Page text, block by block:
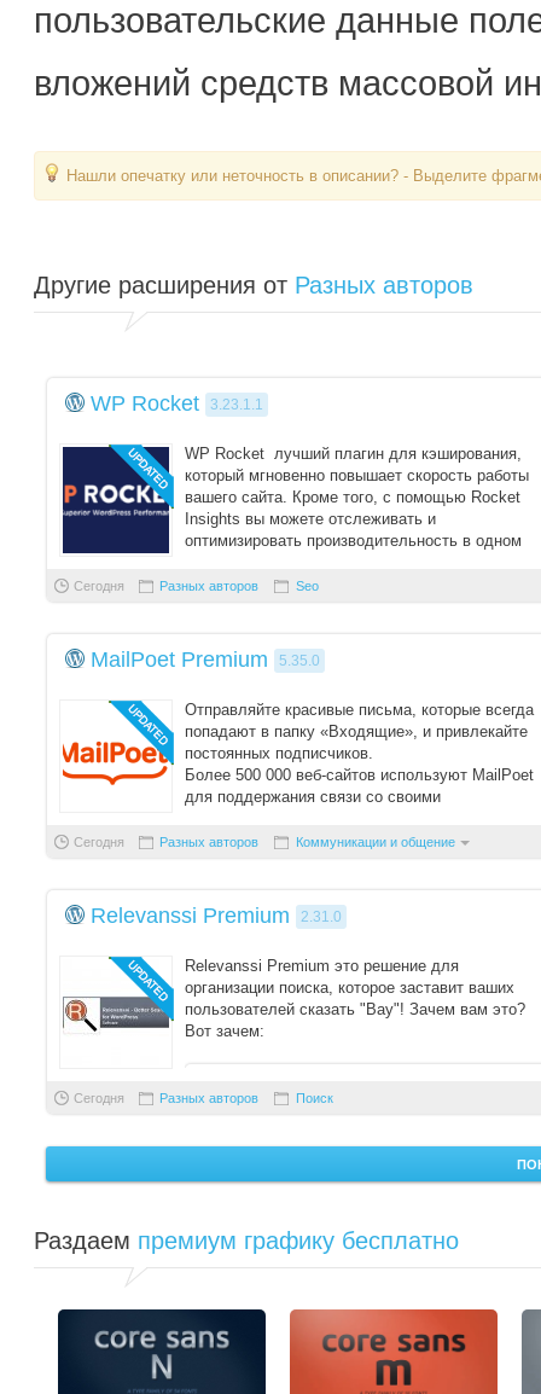
пользовательские данные
вложений средств массовой
Нашли опечатку или неточность в описании? - Выделите
Другие расширения от Разных авторов
WP Rocket 3.23.1.1
WP Rocket лучший плагин для кэширования,
который мгновенно повышает скорость работы
вашего сайта. Кроме того, с помощью Rocket
Insights вы можете отслеживать и
оптимизировать производительность в одном
Сегодня Разных авторов Seo
MailPoet Premium 5.35.0
Отправляйте красивые письма, которые всегда
попадают в папку «Входящие», и привлекайте
постоянных подписчиков.
Более 500 000 веб-сайтов используют MailPoet
для поддержания связи со своими
Сегодня Разных авторов Коммуникации и общение
Relevanssi Premium 2.31.0
Relevanssi Premium это решение для
организации поиска, которое заставит ваших
пользователей сказать "Вау"! Зачем вам это?
Вот зачем:
Сегодня Разных авторов Поиск
Раздаем премиум графику бесплатно